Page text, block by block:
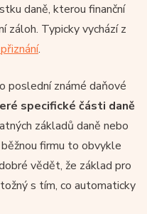
daně, kterou finanční
záloh. Typicky vychází z
.
poslední známé daňové
specifické části daně
základů daně nebo
firmu to obvykle
vědět, že základ pro
s tím, co automaticky